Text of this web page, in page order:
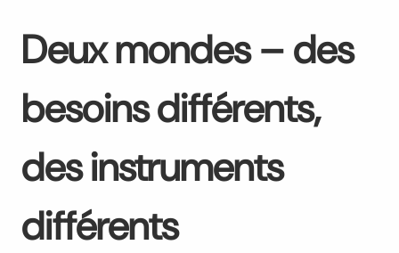
Deux mondes – des
besoins différents,
des instruments
différents